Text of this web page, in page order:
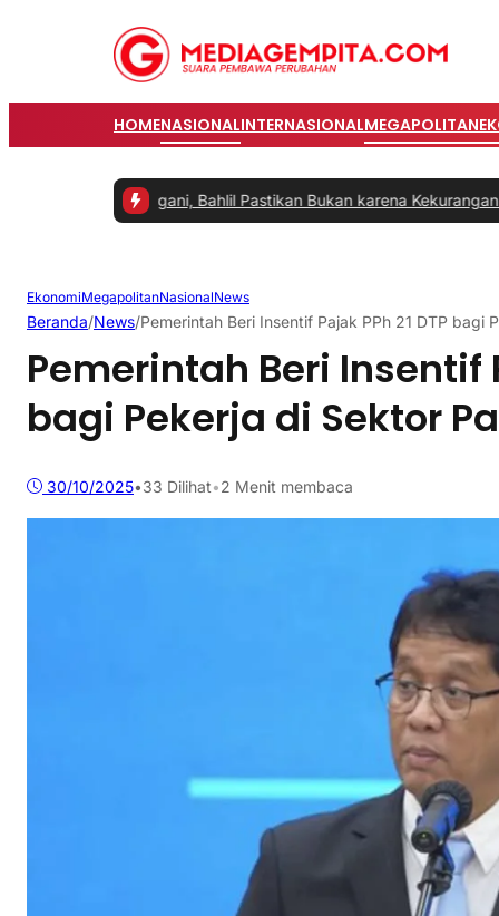
HOMENASIONALINTERNASIONALMEGAPOLITAN
Ditangani, Bahlil Pastikan Bukan karena Kekurangan Pasokan|
EkonomiMegapolitanNasionalNews
Beranda/News/Pemerintah Beri Insentif Pajak PPh 21 DTP bagi
Pemerintah Beri Insentif
bagi Pekerja di Sektor
30/10/2025•33 Dilihat•2 Menit membaca